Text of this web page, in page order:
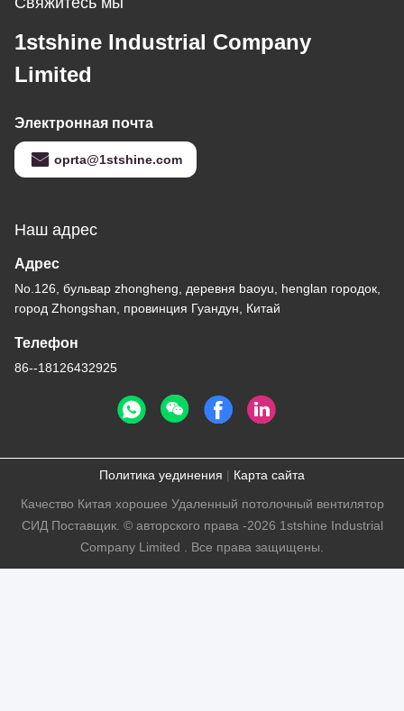
1stshine Industrial Company
Limited
Электронная почта
oprta@1stshine.com
Наш адрес
Адрес
No.126, бульвар zhongheng, деревня baoyu, henglan городок,
город Zhongshan, провинция Гуандун, Китай
Телефон
86--18126432925
Политика уединения | Карта сайта
Качество Китая хорошее Удаленный потолочный вентилятор
СИД Поставщик. © авторского права -2026 1stshine Industrial
Company Limited . Все права защищены.